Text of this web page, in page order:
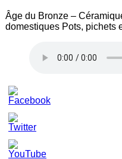
Âge du Bronze –
domestiques Pots, pichets